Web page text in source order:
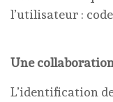
l’utilisateur :
Une
L’identification